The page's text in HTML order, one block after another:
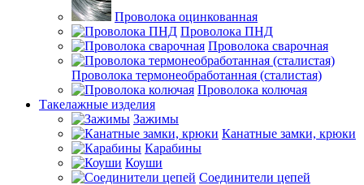
Проволока оцинкованная
Проволока ПНД
Проволока сварочная
Проволока термонеобработанная (сталистая)
Проволока колючая
Такелажные изделия
Зажимы
Канатные замки, крюки
Карабины
Коуши
Соединители цепей